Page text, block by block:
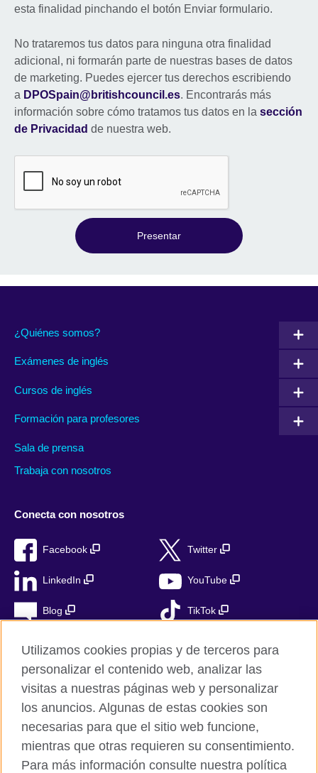
esta finalidad pinchando el botón Enviar formulario.
No trataremos tus datos para ninguna otra finalidad
adicional, ni formarán parte de nuestras bases de datos
de marketing. Puedes ejercer tus derechos escribiendo
a DPOSpain@britishcouncil.es. Encontrarás más
información sobre cómo tratamos tus datos en la sección
de Privacidad de nuestra web.
Presentar
¿Quiénes somos?
Exámenes de inglés
Cursos de inglés
Formación para profesores
Sala de prensa
Trabaja con nosotros
Conecta con nosotros
Facebook Twitter
LinkedIn YouTube
Blog TikTok
British Council Global
Privacidad
Aviso Legal
Cookies
Mapa del sitio
Utilizamos cookies propias y de terceros para
personalizar el contenido web, analizar las
visitas a nuestras páginas web y personalizar
los anuncios. Algunas de estas cookies son
necesarias para que el sitio web funcione,
mientras que otras requieren su consentimiento.
Para más información consulte nuestra política